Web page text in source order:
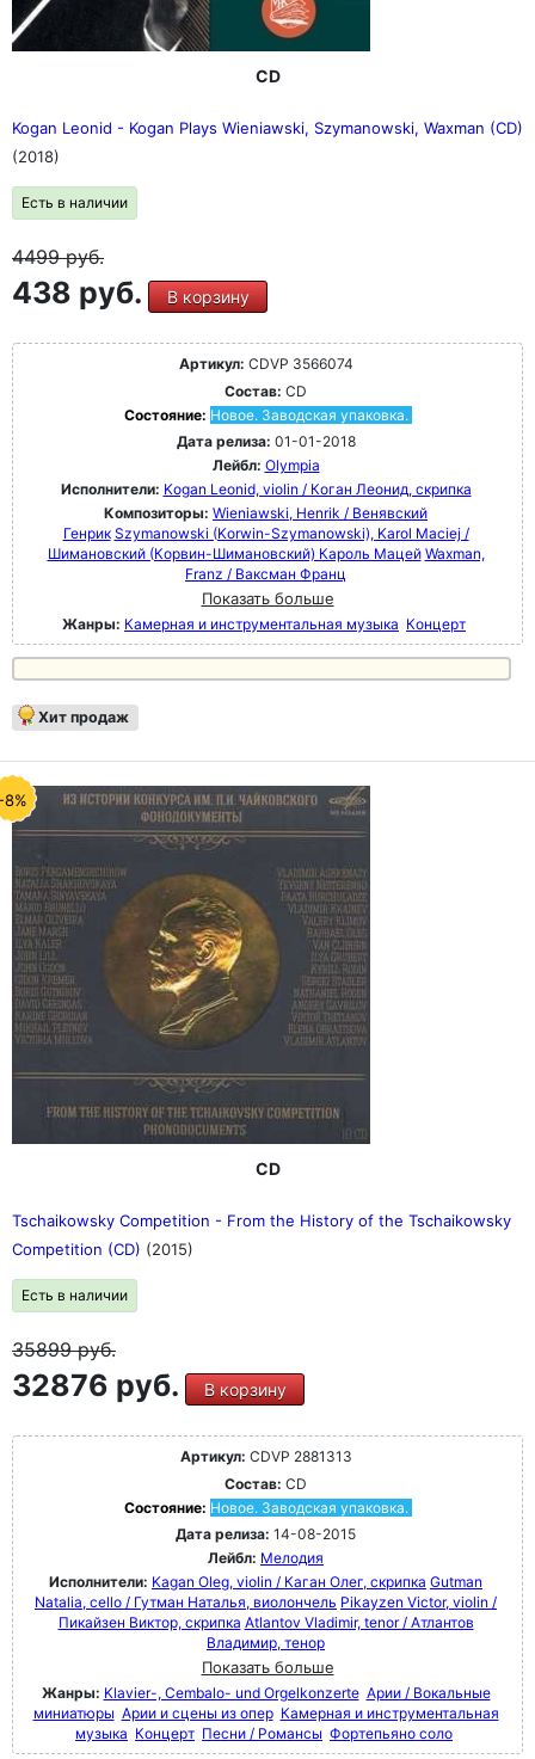
CD
Kogan Leonid - Kogan Plays Wieniawski, Szymanowski, Waxman (CD)
(2018)
Есть в наличии
4499руб.
438 руб. В корзину
Артикул: CDVP 3566074
Состав: CD
Состояние: Новое. Заводская упаковка.
Дата релиза: 01-01-2018
Лейбл: Olympia
Исполнители: Kogan Leonid, violin / Коган Леонид, скрипка
Композиторы: Wieniawski, Henrik / Венявский
Генрик Szymanowski (Korwin-Szymanowski), Karol Maciej /
Шимановский (Корвин-Шимановский) Кароль Мацей Waxman,
Franz / Ваксман Франц
Показать больше
Жанры: Камерная и инструментальная музыка Концерт
Хит продаж
8%
CD
Tschaikowsky Competition - From the History of the Tschaikowsky
Competition (CD) (2015)
Есть в наличии
35899руб.
32876 руб. В корзину
Артикул: CDVP 2881313
Состав: CD
Состояние: Новое. Заводская упаковка.
Дата релиза: 14-08-2015
Лейбл: Мелодия
Исполнители: Kagan Oleg, violin / Каган Oлег, скрипка Gutman
Natalia, cello / Гутман Наталья, виолончель Pikayzen Victor, violin /
Пикайзен Виктор, скрипка Atlantov Vladimir, tenor / Атлантов
Владимир, тенор
Показать больше
Жанры: Klavier-, Cembalo- und Orgelkonzerte Арии / Вокальные
миниатюры Арии и сцены из опер Камерная и инструментальная
музыка Концерт Песни / Романсы Фортепьяно соло